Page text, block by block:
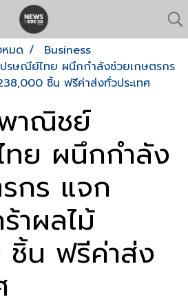
มด
Business
รษณีย์ไทย ผนึกกำลังช่วยเกษตรกร
ชิ้น ฟรีค่าส่งทั่วประเทศ
าณิชย์
ย ผนึกกำลัง
กร แจก
าผลไม้
น ฟรีค่าส่ง